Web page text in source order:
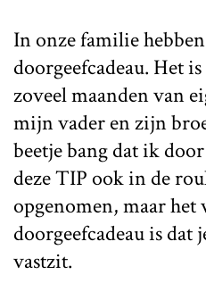
In onze familie
doorgeefcadeau. Het
zoveel maanden van
mijn vader en zijn
beetje bang dat ik
deze TIP ook in de
opgenomen, maar het
doorgeefcadeau is dat
vastzit.